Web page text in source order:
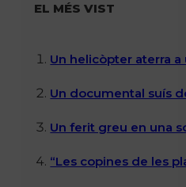
EL MÉS VIST
Un helicòpter aterra a
Un documental suís
Un ferit greu en una
“Les copines de les